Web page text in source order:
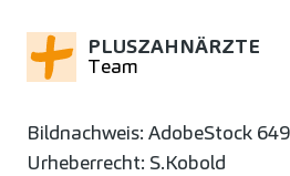
PLUSZAHNÄRZTE
Team
Bildnachweis: AdobeStock
Urheberrecht: S.Kobold